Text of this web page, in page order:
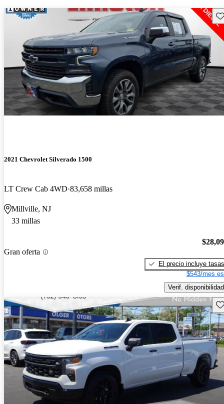
2021 Chevrolet Silverado 1500
LT Crew Cab 4WD 83,658 millas
Millville, NJ
33 millas
Gran oferta
El precio incluye tasas
$543/mes
Verif. disponibilidad